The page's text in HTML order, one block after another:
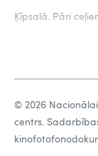
Ķīpsalā. Pāri
© 2026
centrs.